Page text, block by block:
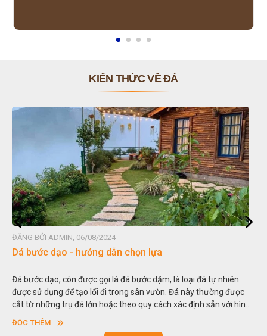
KIẾN THỨC VỀ ĐÁ
ĐĂNG BỞI ADMIN, 06/08/2024
Dá bước dạo - hướng dẫn chọn lựa
Đá bước dạo, còn được gọi là đá bước dặm, là loại đá tự nhiên
được sử dụng để tạo lối đi trong sân vườn. Đá này thường được
cắt từ những trụ đá lớn hoặc theo quy cách xác định sẵn với hình
vuông hoặc hình chữ nhật và có độ dày khác nhau.
ĐỌC THÊM